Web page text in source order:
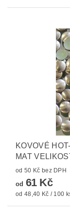
KOVOVÉ
MAT
od 50 Kč bez DPH
od 61 Kč
od 48,40 Kč / 100